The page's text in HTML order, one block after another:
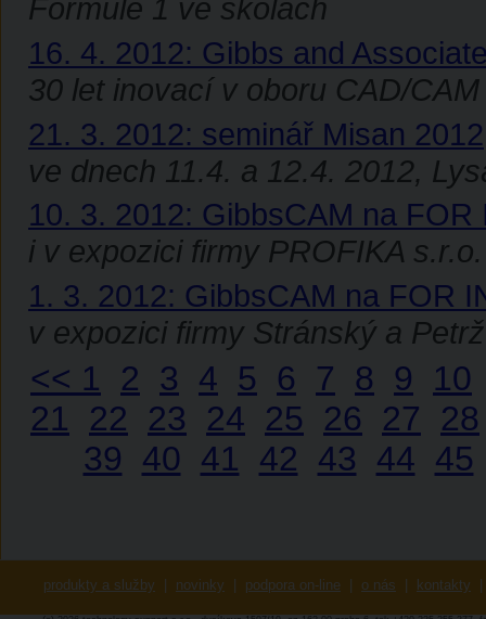
Formule 1 ve školách
16. 4. 2012: Gibbs and
30 let inovací v oboru CAD/CAM
21. 3. 2012: seminář Misan 2012
ve dnech 11.4. a 12.4. 2012,
10. 3. 2012: GibbsCAM na FOR
i v expozici firmy PROFIKA s.r.o.
1. 3. 2012: GibbsCAM na FOR
v expozici firmy Stránský a
<< 1 2 3 4 5 6 7 8 9
10
21
22 23 24 25 26 27
28
39 40 41 42 43 44 45
produkty a služby novinky podpora on-line o nás kontakty